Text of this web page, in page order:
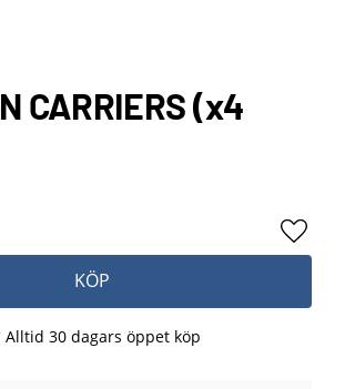
CARRIERS (x4
KÖP
Lägg
Alltid 30 dagars öppet köp